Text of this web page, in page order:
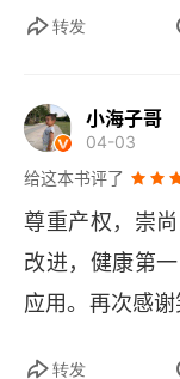
认为自己不如
比较，并且善
有型人格是一
取型人格就是
力和自信心。
转发
小海子哥
04-03
给这本书评了
尊重产权，崇
改进，健康第
应用。再次感谢
转发